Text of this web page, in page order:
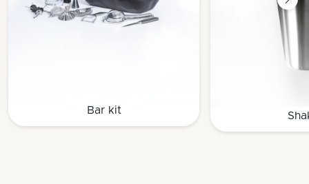
Bar kit